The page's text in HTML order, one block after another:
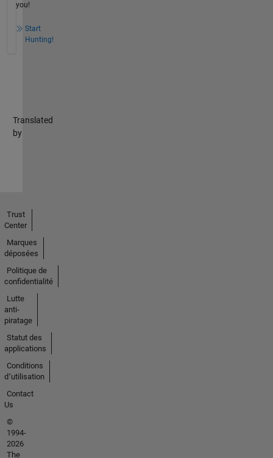
you!
Start
Hunting!
Translated
by
Trust
Center
Marques
déposées
Politique de
confidentialité
Lutte
anti-
piratage
Statut des
applications
Conditions
d՚utilisation
Contact
Us
©
1994-
2026
The